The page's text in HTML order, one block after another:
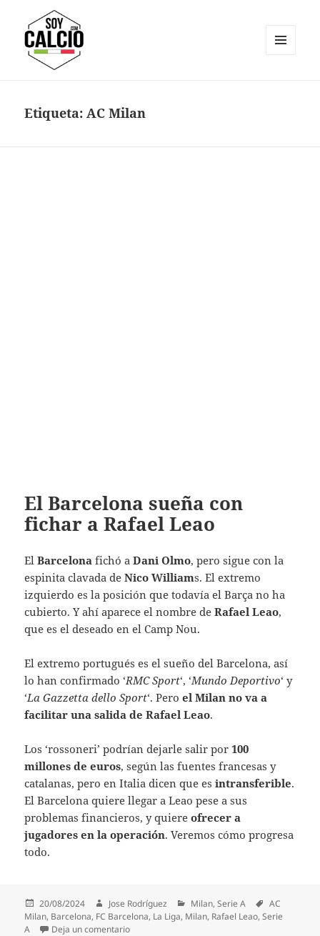
Etiqueta:AC Milan
El Barcelona sueña con
fichar a Rafael Leao
ElBarcelona fichó aDani Olmo, pero sigue con la
espinita clavada deNico Williams. El extremo
izquierdo es la posición que todavía el Barça no ha
cubierto. Y ahí aparece el nombre deRafael Leao,
que es el deseado en el Camp Nou.
El extremo portugués es el sueño del Barcelona, así
lo han confirmado ‘RMC Sport‘, ‘Mundo Deportivo‘ y
‘La Gazzetta dello Sport‘. Peroel Milan no va a
facilitar una salida de Rafael Leao.
Los ‘rossoneri’ podrían dejarle salir por100
millones de euros, según las fuentes francesas y
catalanas, pero en Italia dicen que esintransferible.
El Barcelona quiere llegar a Leao pese a sus
problemas financieros, y quiereofrecer a
jugadores en la operación. Veremos cómo progresa
todo.
Publicado
el
20/08/2024 Autor
Jose Rodríguez Categorías
Milan,Serie A Etiquetas
AC
Milan, Barcelona, FC Barcelona, La Liga, Milan, Rafael Leao,Serie
A
Deja un comentarioen El Barcelona sueña con fichar a Rafael Leao